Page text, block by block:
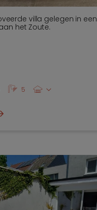
villa gelegen in een
het Zoute.
5